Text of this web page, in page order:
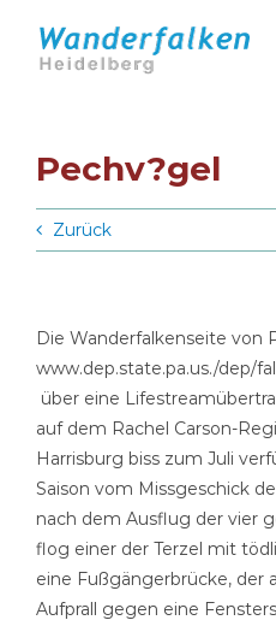
Inhalt
springen
Pechv?gel
Zurück
Die Wanderfalkenseite von
www.dep.state.pa.us./dep/
über eine
auf dem Rachel Carson-
Harrisburg biss zum Juli
Saison vom Missgeschick
nach dem Ausflug der vier
flog einer der Terzel mit
eine Fußgängerbrücke, der
Aufprall gegen eine